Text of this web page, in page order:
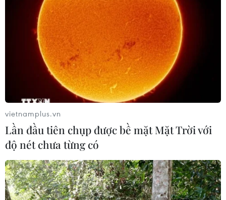
tiếc về tình hình dịch COVID-19
23/02/2020 11:13
Nhà thờ Shincheonjin ở thành phố Daegu đã trở thành
"siêu ổ dịch" COVID-19 tại Hàn Quốc sau khi hàng trăm
ca nhiễm bệnh viêm đường hô hấp cấp đã lây lan từ
bệnh nhân số 31 từng lui tới đây.
vietnamplus.vn
Lần đầu tiên chụp được bề mặt Mặt Trời với
độ nét chưa từng có